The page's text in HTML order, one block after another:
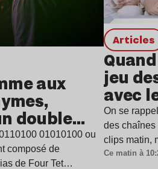
aux
double
01010100 ou
composé de
de Four Tet…
Articles
jeu
avec
On se
des
clips matin,
Ce matin à